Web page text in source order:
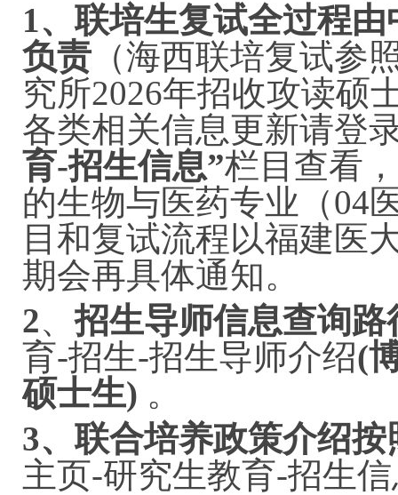
1、联培生复试全过程
负责 （海西联培复试参
究所2026年招收攻读硕
各类相关信息更新请登
育-招生信息”栏目查看，
的生物与医药专业（04
目和复试流程以福建医
期会再具体通知。
2、招生导师信息查询路
育-招生-招生导师介绍(
硕士生) 。
3、联合培养政策介绍
主页-研究生教育-招生